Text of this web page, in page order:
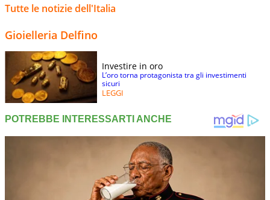
Tutte le notizie dell'Italia
Gioielleria Delfino
Investire in oro
L’oro torna protagonista tra gli investimenti
sicuri
LEGGI